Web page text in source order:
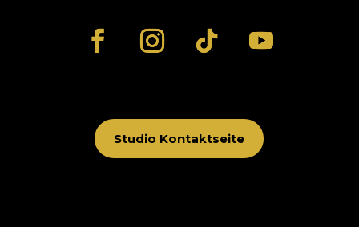
Studio Kontaktseite